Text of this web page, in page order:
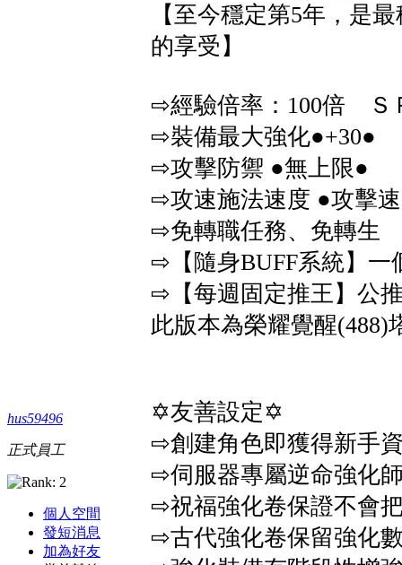
hus59496
正式員工
個人空間
發短消息
加為好友
【至今穩定第5年，是
的享受】
⇨經驗倍率：100倍 Ｓ
⇨裝備最大強化●+30●
⇨攻擊防禦 ●無上限●
⇨攻速施法速度 ●攻擊
⇨免轉職任務、免轉生
⇨【隨身BUFF系統】一
⇨【每週固定推王】公
此版本為榮耀覺醒(488)
✡友善設定✡
⇨創建角色即獲得新手
⇨伺服器專屬逆命強化
⇨祝福強化卷保證不會
⇨古代強化卷保留強化